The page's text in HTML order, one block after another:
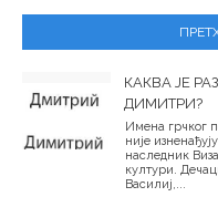
КАКВА ЈЕ
ДИМИТРИ?
Имена грчког
није
наследник
култури.
Василиј,...